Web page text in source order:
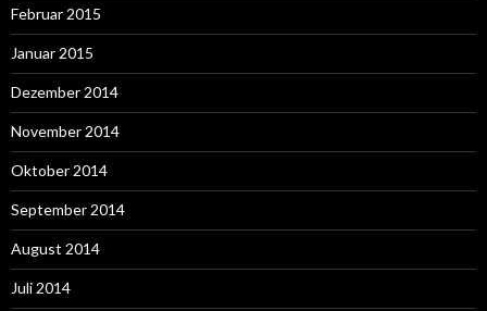
Februar 2015
Januar 2015
Dezember 2014
November 2014
Oktober 2014
September 2014
August 2014
Juli 2014